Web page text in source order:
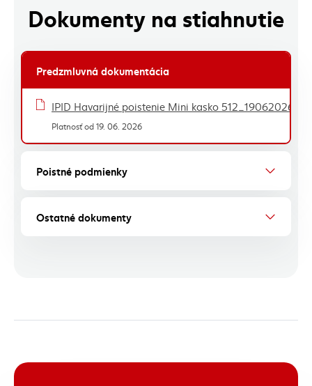
Dokumenty na stiahnutie
Predzmluvná dokumentácia
Zoznam dokumentov - tabuľka
IPID Havarijné poistenie Mini kasko 512_19062026,
Platnosť od 19. 06. 2026
Poistné podmienky
Ostatné dokumenty